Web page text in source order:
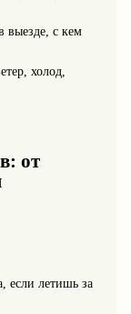
выезде, с кем
холод,
от
если летишь за